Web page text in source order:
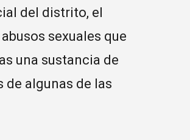
del distrito, el
sexuales que
una sustancia de
algunas de las